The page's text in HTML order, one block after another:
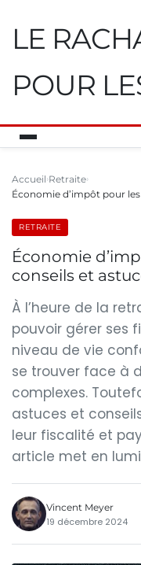
LE
POUR
Accueil Retraite
Économie d’impôt pour
RETRAITE
Économie
conseils et
À l’heure de la
pouvoir gérer ses
niveau de vie
se trouver face à
complexes.
astuces et
leur fiscalité et
article met en
Vincent Meyer
19 décembre 2024